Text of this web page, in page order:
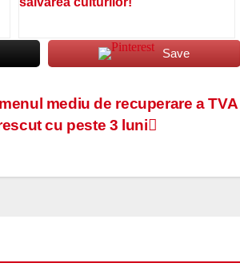
Save
mediu de recuperare a TVA
cu peste 3 luni